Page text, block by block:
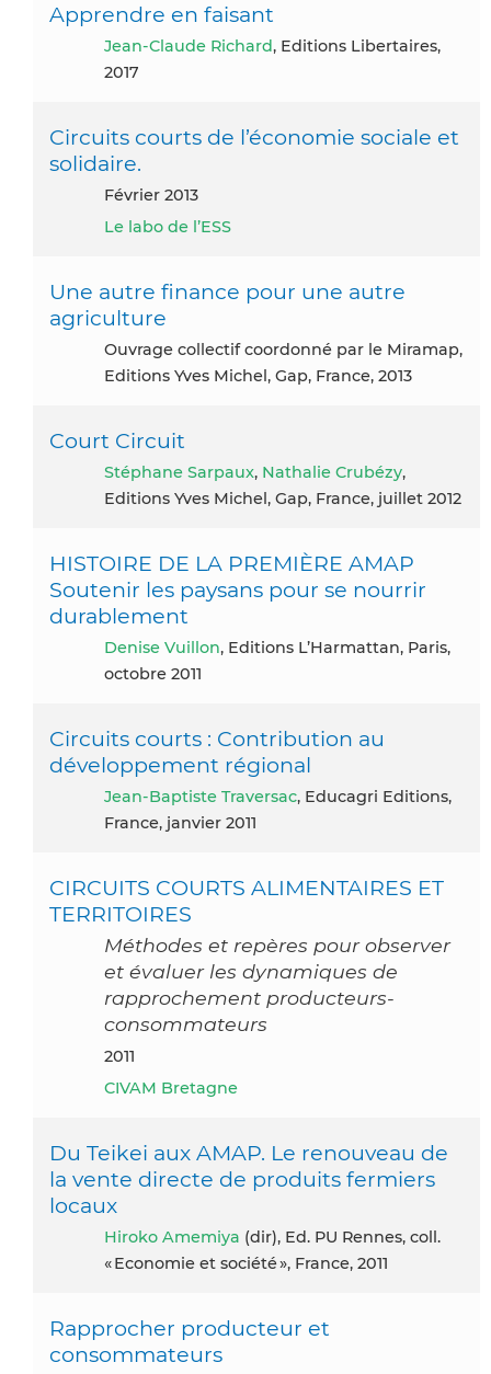
Apprendre en faisant
Jean-Claude Richard, Editions Libertaires,
2017
Circuits courts de l’économie sociale et
solidaire.
février 2013
Le labo de l’ESS
Une autre finance pour une autre
agriculture
Ouvrage collectif coordonné par le Miramap,
Editions Yves Michel, Gap, France, 2013
Court Circuit
Stéphane Sarpaux, Nathalie Crubézy,
Editions Yves Michel, Gap, France, juillet 2012
HISTOIRE DE LA PREMIÈRE AMAP
Soutenir les paysans pour se nourrir
durablement
Denise Vuillon, Editions L’Harmattan, Paris,
octobre 2011
Circuits courts : Contribution au
développement régional
Jean-Baptiste Traversac, Educagri Editions,
France, janvier 2011
CIRCUITS COURTS ALIMENTAIRES ET
TERRITOIRES
Méthodes et repères pour observer
et évaluer les dynamiques de
rapprochement producteurs-
consommateurs
2011
CIVAM Bretagne
Du Teikei aux AMAP. Le renouveau de
la vente directe de produits fermiers
locaux
Hiroko Amemiya (dir), Ed. PU Rennes, coll.
« Economie et société », France, 2011
Rapprocher producteur et
consommateurs